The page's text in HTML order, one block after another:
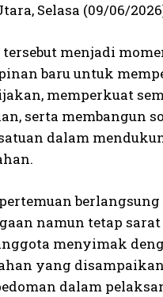
Selasa (09/06/
menjadi
baru untuk
memperkuat
serta membangun
dalam
namun tetap
menyimak
yang
dalam